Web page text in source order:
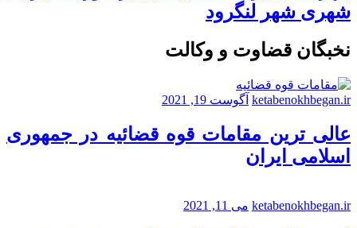
شهری شهر لنگرود
نخبگان قضاوت و وکالت
ketabenokhbegan.ir آگوست 19, 2021
عالی ترین مقامات قوه قضائیه در جمهوری
اسلامی ایران
ketabenokhbegan.ir می 11, 2021